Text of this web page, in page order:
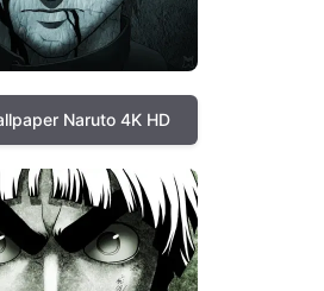
Naruto 4K HD